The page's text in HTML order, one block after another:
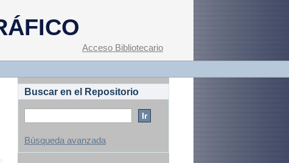
Acceso Bibliotecario
Buscar en el Repositorio
Búsqueda avanzada